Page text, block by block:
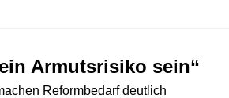
Armutsrisiko sein“
Reformbedarf deutlich